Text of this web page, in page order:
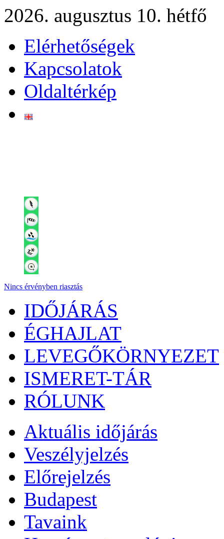
2026. augusztus 10. hétfő
Elérhetőségek
Kapcsolatok
Oldaltérkép
Nincs érvényben riasztás
IDŐJÁRÁS
ÉGHAJLAT
LEVEGŐKÖRNYEZET
ISMERET-TÁR
RÓLUNK
Aktuális időjárás
Veszélyjelzés
Előrejelzés
Budapest
Tavaink